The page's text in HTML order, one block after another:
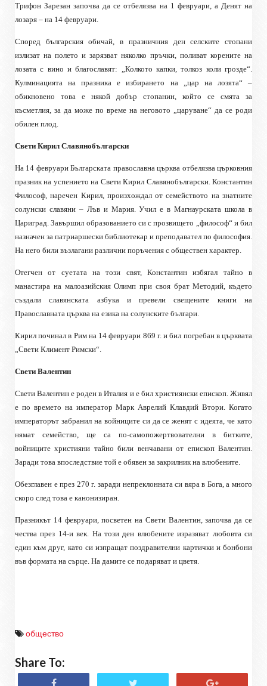
Трифон Зарезан започва да се отбелязва на 1 февруари, а Денят на
лозаря – на 14 февруари.
Според българския обичай, в празничния ден селските стопани
излизат на полето и зарязват няколко пръчки, поливат корените на
лозата с вино и благославят: „Колкото капки, толкоз коли грозде“.
Кулминацията на празника е избирането на „цар на лозята“ –
обикновено това е някой добър стопанин, който се смята за
късметлия, за да може по време на неговото „царуване“ да се роди
обилен плод.
Свети Кирил Славянобългарски
На 14 февруари Българската православна църква отбелязва църковния
празник на успението на Свети Кирил Славянобългарски. Константин
Философ, наречен Кирил, произхождал от семейството на знатните
солунски славяни – Лъв и Мария. Учил е в Магнаурската школа в
Цариград. Завършил образованието си с прозвището „философ“ и бил
назначен за патриаршески библиотекар и преподавател по философия.
На него били възлагани различни поръчения с обществен характер.
Отегчен от суетата на този свят, Константин избягал тайно в
манастира на малоазийския Олимп при своя брат Методий, където
създали славянската азбука и превели свещените книги на
Православната църква на езика на солунските българи.
Кирил починал в Рим на 14 февруари 869 г. и бил погребан в църквата
„Свети Климент Римски“.
Свети Валентин
Свети Валентин е роден в Италия и е бил християнски епископ. Живял
е по времето на император Марк Аврелий Клавдий Втори. Когато
императорът забранил на войниците си да се женят с идеята, че като
нямат семейство, ще са по-самопожертвователни в битките,
войниците християни тайно били венчавани от епископ Валентин.
Заради това впоследствие той е обявен за закрилник на влюбените.
Обезглавен е през 270 г. заради непреклонната си вяра в Бога, а много
скоро след това е канонизиран.
Празникът 14 февруари, посветен на Свети Валентин, започва да се
чества през 14-и век. На този ден влюбените изразяват любовта си
един към друг, като си изпращат поздравителни картички и бонбони
във формата на сърце. На дамите се подаряват и цветя.
общество
Share To: